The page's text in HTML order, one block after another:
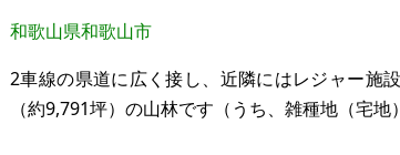
和歌山県和歌山市
2車線の県道に広く接し、近隣にはレジャー施
（約9,791坪）の山林です（うち、雑種地（宅地